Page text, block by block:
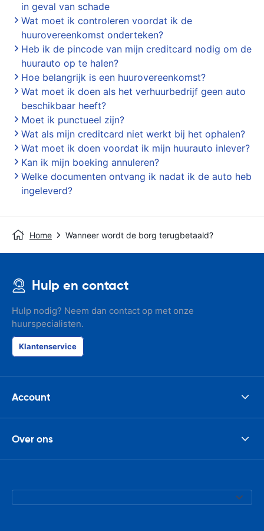
in geval van schade
Wat moet ik controleren voordat ik de
huurovereenkomst onderteken?
Heb ik de pincode van mijn creditcard nodig om de
huurauto op te halen?
Hoe belangrijk is een huurovereenkomst?
Wat moet ik doen als het verhuurbedrijf geen auto
beschikbaar heeft?
Moet ik punctueel zijn?
Wat als mijn creditcard niet werkt bij het ophalen?
Wat moet ik doen voordat ik mijn huurauto inlever?
Kan ik mijn boeking annuleren?
Welke documenten ontvang ik nadat ik de auto heb
ingeleverd?
Home Wanneer wordt de borg terugbetaald?
Hulp en contact
Hulp nodig? Neem dan contact op met onze
huurspecialisten.
Klantenservice
Account
Over ons